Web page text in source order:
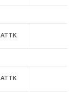
ATTK
ATTK